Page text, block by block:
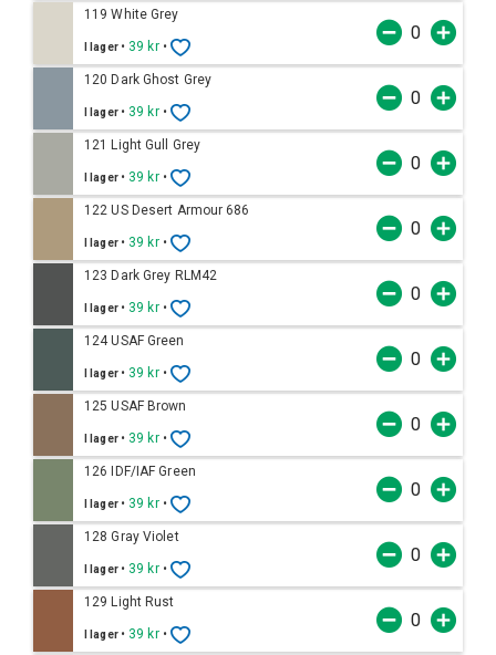
119 White Grey
I lager • 39 kr •
120 Dark Ghost Grey
I lager • 39 kr •
121 Light Gull Grey
I lager • 39 kr •
122 US Desert Armour 686
I lager • 39 kr •
123 Dark Grey RLM42
I lager • 39 kr •
124 USAF Green
I lager • 39 kr •
125 USAF Brown
I lager • 39 kr •
126 IDF/IAF Green
I lager • 39 kr •
128 Gray Violet
I lager • 39 kr •
129 Light Rust
I lager • 39 kr •